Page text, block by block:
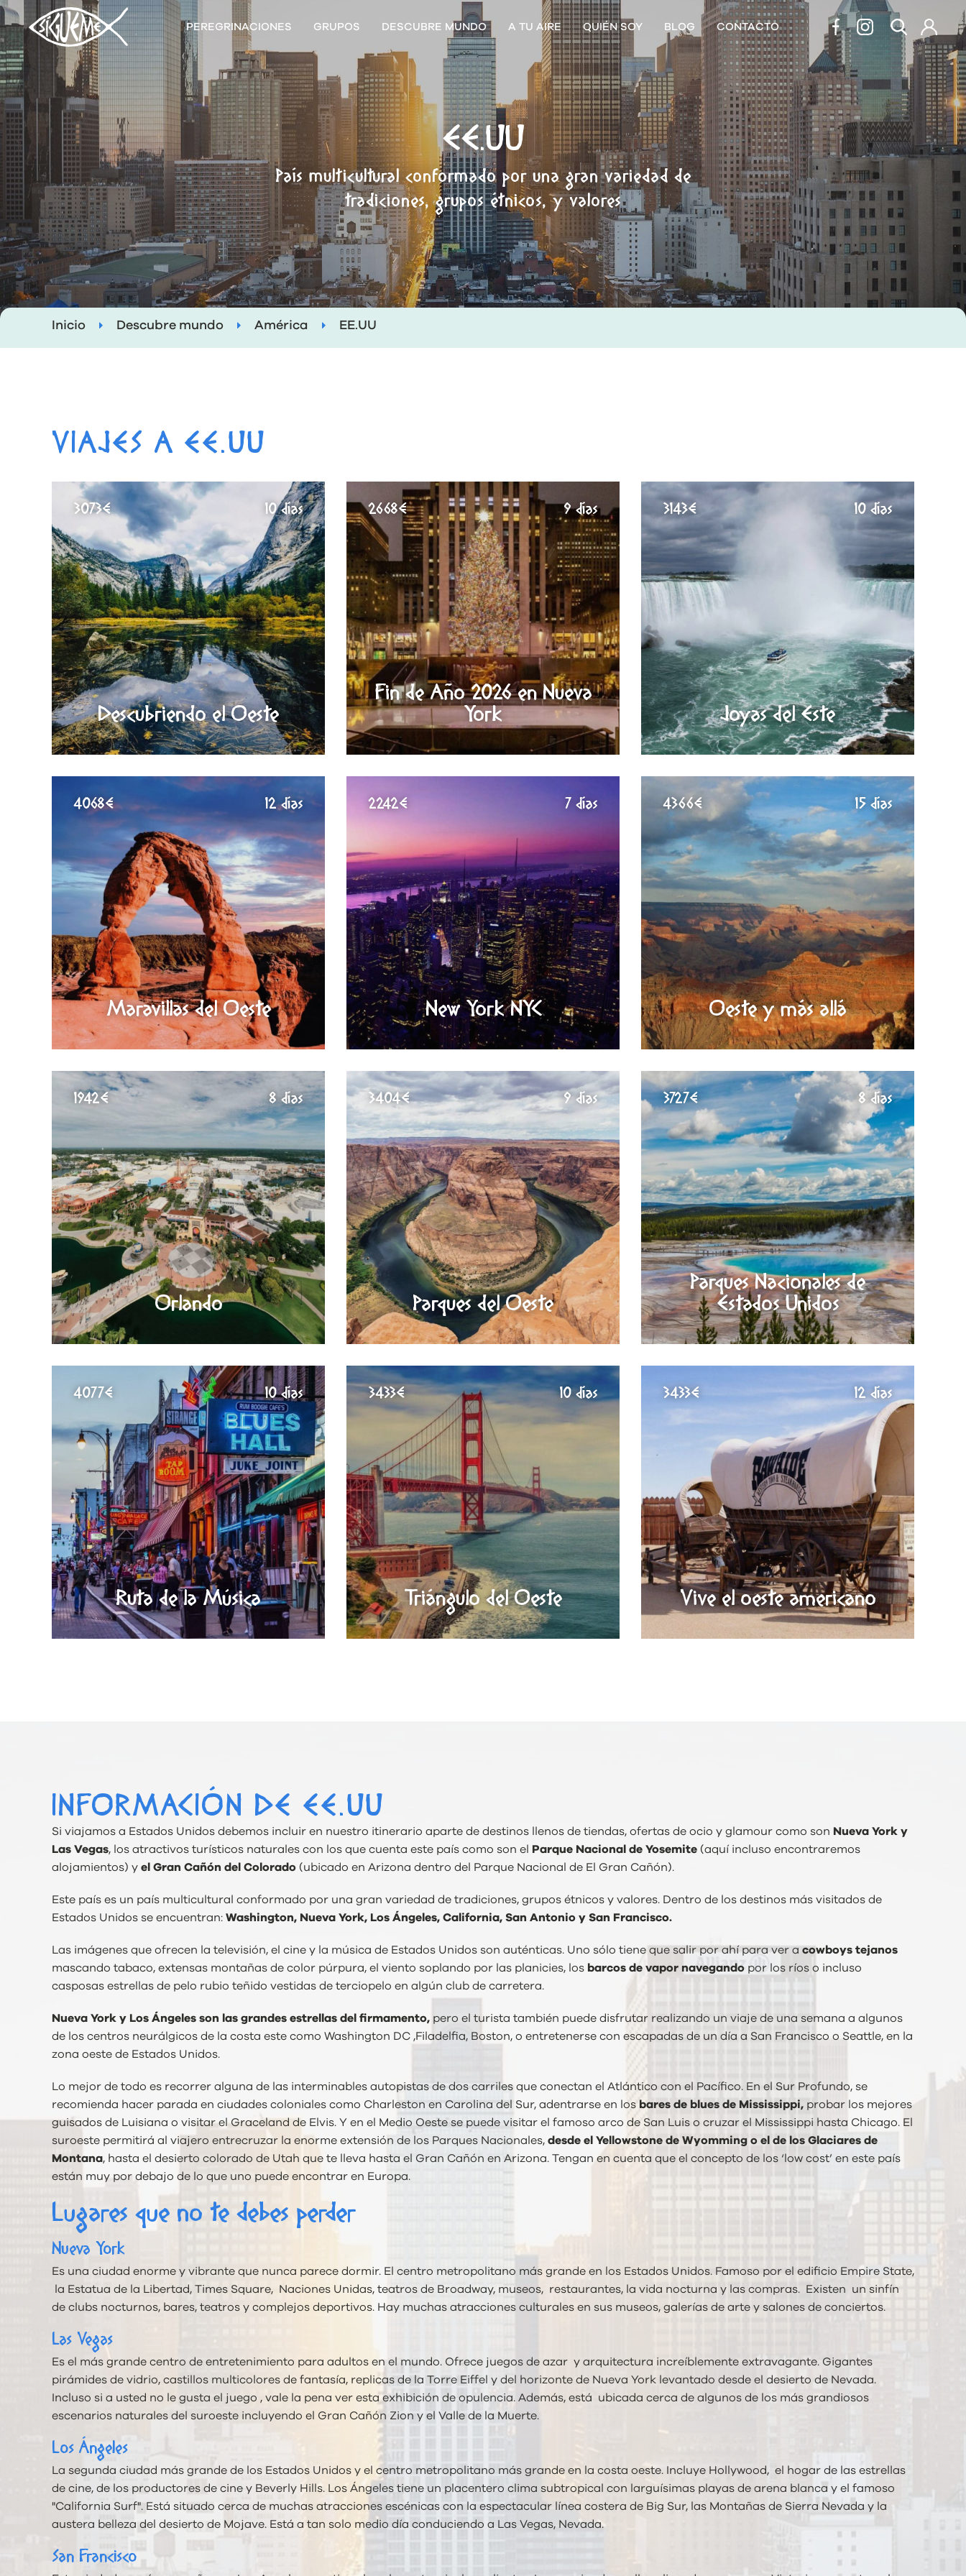
PEREGRINACIONES GRUPOS DESCUBRE MUNDO A TU AIRE QUIÉN SOY BLOG CONTACTO
EE.UU
País multicultural conformado por una gran variedad de
tradiciones, grupos étnicos, y valores
Inicio Descubre mundo América EE.UU
VIAJES A EE.UU
Descubriendo el Oeste
3073€ 10 días
Fin de Año 2026 en Nueva
York
2668€ 9 días
Joyas del Este
3143€ 10 días
Maravillas del Oeste
4068€ 12 días
New York NYC
2242€ 7 días
Oeste y más allá
4366€ 15 días
Orlando
1942€ 8 días
Parques del Oeste
3404€ 9 días
Parques Nacionales de
Estados Unidos
3727€ 8 días
Ruta de la Música
4077€ 10 días
Triángulo del Oeste
3433€ 10 días
Vive el oeste americano
3433€ 12 días
INFORMACIÓN DE EE.UU
Si viajamos a Estados Unidos debemos incluir en nuestro itinerario aparte de destinos llenos de tiendas, ofertas de ocio y glamour como son Nueva York y
Las Vegas, los atractivos turísticos naturales con los que cuenta este país como son el Parque Nacional de Yosemite (aquí incluso encontraremos
alojamientos) y el Gran Cañón del Colorado (ubicado en Arizona dentro del Parque Nacional de El Gran Cañón).
Este país es un país multicultural conformado por una gran variedad de tradiciones, grupos étnicos y valores. Dentro de los destinos más visitados de
Estados Unidos se encuentran: Washington, Nueva York, Los Ángeles, California, San Antonio y San Francisco.
Las imágenes que ofrecen la televisión, el cine y la música de Estados Unidos son auténticas. Uno sólo tiene que salir por ahí para ver a cowboys tejanos
mascando tabaco, extensas montañas de color púrpura, el viento soplando por las planicies, los barcos de vapor navegando por los ríos o incluso
casposas estrellas de pelo rubio teñido vestidas de terciopelo en algún club de carretera.
Nueva York y Los Ángeles son las grandes estrellas del firmamento, pero el turista también puede disfrutar realizando un viaje de una semana a algunos
de los centros neurálgicos de la costa este como Washington DC ,Filadelfia, Boston, o entretenerse con escapadas de un día a San Francisco o Seattle, en la
zona oeste de Estados Unidos.
Lo mejor de todo es recorrer alguna de las interminables autopistas de dos carriles que conectan el Atlántico con el Pacífico. En el Sur Profundo, se
recomienda hacer parada en ciudades coloniales como Charleston en Carolina del Sur, adentrarse en los bares de blues de Mississippi, probar los mejores
guisados de Luisiana o visitar el Graceland de Elvis. Y en el Medio Oeste se puede visitar el famoso arco de San Luis o cruzar el Mississippi hasta Chicago. El
suroeste permitirá al viajero entrecruzar la enorme extensión de los Parques Nacionales, desde el Yellowstone de Wyomming o el de los Glaciares de
Montana, hasta el desierto colorado de Utah que te lleva hasta el Gran Cañón en Arizona. Tengan en cuenta que el concepto de los ‘low cost’ en este país
están muy por debajo de lo que uno puede encontrar en Europa.
Lugares que no te debes perder
Nueva York
Es una ciudad enorme y vibrante que nunca parece dormir. El centro metropolitano más grande en los Estados Unidos. Famoso por el edificio Empire State,
la Estatua de la Libertad, Times Square, Naciones Unidas, teatros de Broadway, museos, restaurantes, la vida nocturna y las compras. Existen un sinfín
de clubs nocturnos, bares, teatros y complejos deportivos. Hay muchas atracciones culturales en sus museos, galerías de arte y salones de conciertos.
Las Vegas
Es el más grande centro de entretenimiento para adultos en el mundo. Ofrece juegos de azar y arquitectura increíblemente extravagante. Gigantes
pirámides de vidrio, castillos multicolores de fantasía, replicas de la Torre Eiffel y del horizonte de Nueva York levantado desde el desierto de Nevada.
Incluso si a usted no le gusta el juego , vale la pena ver esta exhibición de opulencia. Además, está ubicada cerca de algunos de los más grandiosos
escenarios naturales del suroeste incluyendo el Gran Cañón Zion y el Valle de la Muerte.
Los Ángeles
La segunda ciudad más grande de los Estados Unidos y el centro metropolitano más grande en la costa oeste. Incluye Hollywood, el hogar de las estrellas
de cine, de los productores de cine y Beverly Hills. Los Ángeles tiene un placentero clima subtropical con larguísimas playas de arena blanca y el famoso
"California Surf". Está situado cerca de muchas atracciones escénicas con la espectacular línea costera de Big Sur, las Montañas de Sierra Nevada y la
austera belleza del desierto de Mojave. Está a tan solo medio día conduciendo a Las Vegas, Nevada.
San Francisco